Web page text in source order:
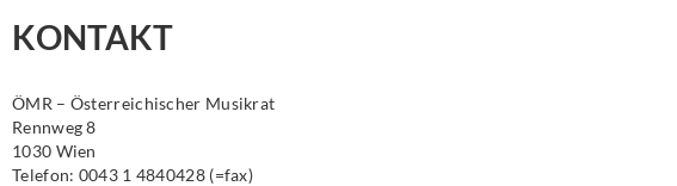
KONTAKT
ÖMR – Österreichischer Musikrat
Rennweg 8
1030 Wien
Telefon: 0043 1 4840428 (=fax)